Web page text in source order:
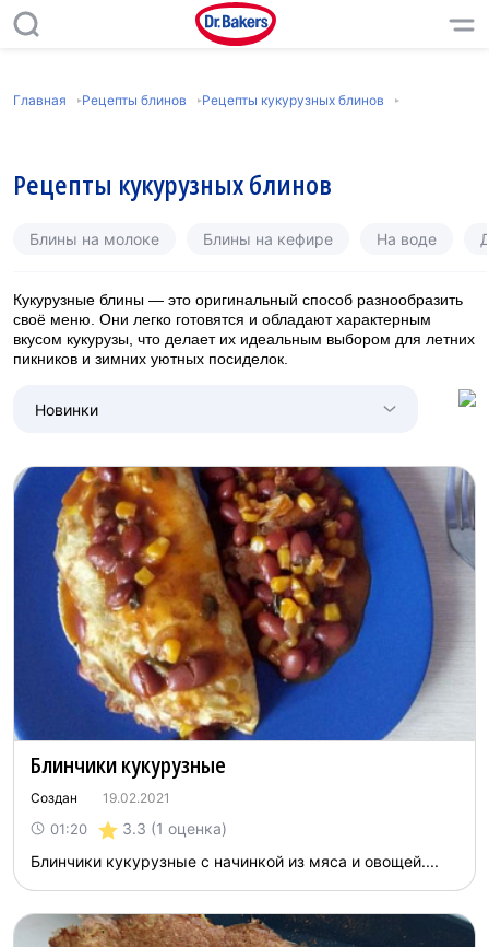
Главная Рецепты блинов Рецепты кукурузных блинов
Рецепты кукурузных блинов
Блины на молоке Блины на кефире На воде
Кукурузные блины — это оригинальный способ разнообразить
своё меню. Они легко готовятся и обладают характерным
вкусом кукурузы, что делает их идеальным выбором для летних
пикников и зимних уютных посиделок.
Новинки
Блинчики кукурузные
Создан 19.02.2021
01:20 3.3 (1 оценка)
Блинчики кукурузные с начинкой из мяса и овощей....